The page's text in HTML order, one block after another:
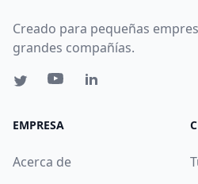
Creado para pequeñas
grandes compañías.
EMPRESA
Acerca de